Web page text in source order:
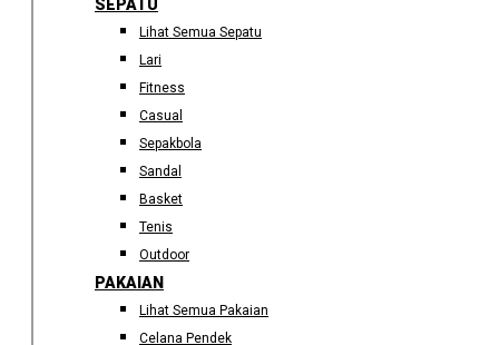
SEPATU
Lihat Semua Sepatu
Lari
Fitness
Casual
Sepakbola
Sandal
Basket
Tenis
Outdoor
PAKAIAN
Lihat Semua Pakaian
Celana Pendek